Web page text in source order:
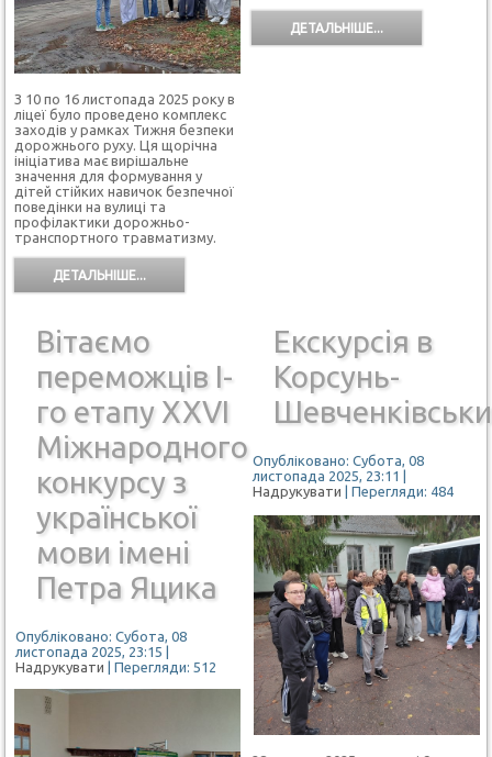
З 10 по 16 листопада 2025 року в
ліцеї було проведено комплекс
заходів у рамках Тижня безпеки
дорожнього руху. Ця щорічна
ініціатива має вирішальне
значення для формування у
дітей стійких навичок безпечної
поведінки на вулиці та
профілактики дорожньо-
транспортного травматизму.
ДЕТАЛЬНІШЕ...
ДЕТАЛЬНІШЕ...
Вітаємо
переможців І-
го етапу ХХVІ
Міжнародного
конкурсу з
української
мови імені
Петра Яцика
Опубліковано: Субота, 08
листопада 2025, 23:15 |
Надрукувати | Перегляди: 512
Екскурсія в
Корсунь-
Опубліковано: Субота, 08
листопада 2025, 23:11 |
Надрукувати | Перегляди: 484